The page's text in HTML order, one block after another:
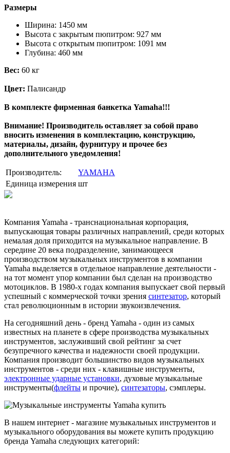
Размеры
Ширина: 1450 мм
Высота с закрытым пюпитром: 927 мм
Высота с открытым пюпитром: 1091 мм
Глубина: 460 мм
Вес: 60 кг
Цвет: Палисандр
В комплекте фирменная банкетка Yamaha!!!
Внимание! Производитель оставляет за собой право
вносить изменения в комплектацию, конструкцию,
материалы, дизайн, фурнитуру и прочее без
дополнительного уведомления!
Производитель:
YAMAHA
Единица измерения шт
Компания Yamaha - транснациональная корпорация,
выпускающая товары различных направлений, среди которых
немалая доля приходится на музыкальное направление. В
середине 20 века подразделение, занимающееся
производством музыкальных инструментов в компании
Yamaha выделяется в отдельное направление деятельности -
на тот момент упор компании был сделан на производство
мотоциклов. В 1980-х годах компания выпускает свой первый
успешный с коммерческой точки зрения синтезатор, который
стал революционным в истории звукоизвлечения.
На сегодняшний день - бренд Yamaha - один из самых
известных на планете в сфере производства музыкальных
инструментов, заслуживший свой рейтинг за счет
безупречного качества и надежности своей продукции.
Компания производит большинство видов музыкальных
инструментов - среди них - клавишные инструменты,
электронные ударные установки, духовые музыкальные
инструменты(флейты и прочие), синтезаторы, сэмплеры.
В нашем интернет - магазине музыкальных инструментов и
музыкального оборудования вы можете купить продукцию
бренда Yamaha следующих категорий: